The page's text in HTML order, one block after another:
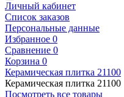
Личный кабинет
Список заказов
Персональные данные
Избранное 0
Сравнение 0
Корзина 0
Керамическая плитка 21100
Керамическая плитка 21100
Посмотреть все товары